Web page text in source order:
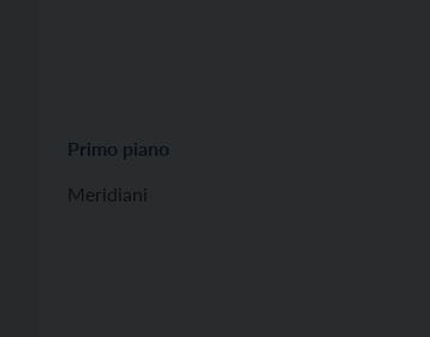
Primo piano
Meridiani